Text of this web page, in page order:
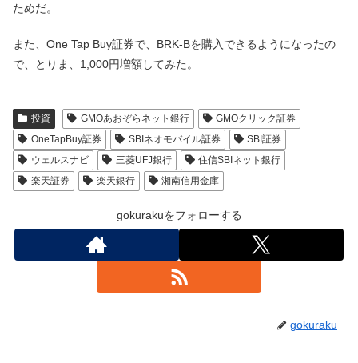
ためだ。
また、One Tap Buy証券で、BRK-Bを購入できるようになったの
で、とりま、1,000円増額してみた。
投資 GMOあおぞらネット銀行
GMOクリック証券
OneTapBuy証券
SBIネオモバイル証券
SBI証券
ウェルスナビ
三菱UFJ銀行
住信SBIネット銀行
楽天証券
楽天銀行 湘南信用金庫
gokurakuをフォローする
gokuraku